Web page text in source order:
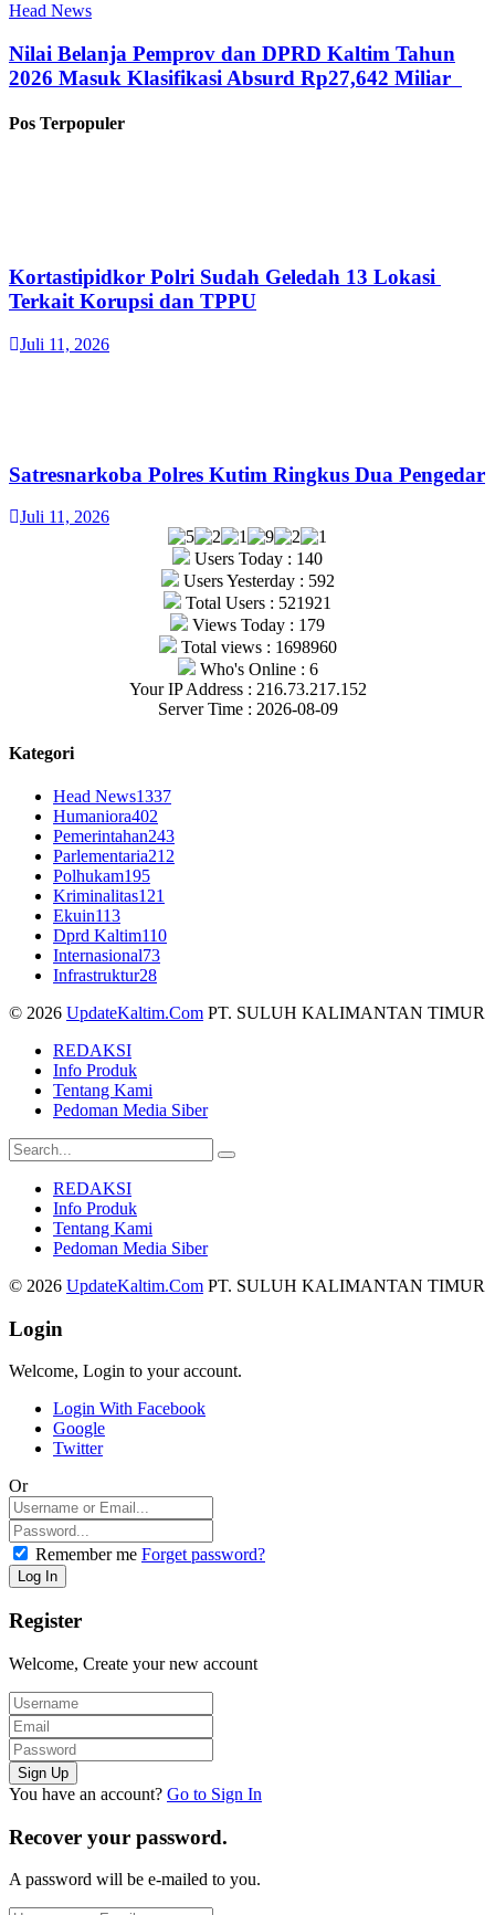
Head News
Nilai Belanja Pemprov dan DPRD Kaltim Tahun
2026 Masuk Klasifikasi Absurd Rp27,642 Miliar
Pos Terpopuler
Kortastipidkor Polri Sudah Geledah 13 Lokasi
Terkait Korupsi dan TPPU
Juli 11, 2026
Satresnarkoba Polres Kutim Ringkus Dua Pengedar
Juli 11, 2026
Users Today : 140
Users Yesterday : 592
Total Users : 521921
Views Today : 179
Total views : 1698960
Who's Online : 6
Your IP Address : 216.73.217.152
Server Time : 2026-08-09
Kategori
Head News1337
Humaniora402
Pemerintahan243
Parlementaria212
Polhukam195
Kriminalitas121
Ekuin113
Dprd Kaltim110
Internasional73
Infrastruktur28
© 2026 UpdateKaltim.Com PT. SULUH KALIMANTAN TIMUR
REDAKSI
Info Produk
Tentang Kami
Pedoman Media Siber
REDAKSI
Info Produk
Tentang Kami
Pedoman Media Siber
© 2026 UpdateKaltim.Com PT. SULUH KALIMANTAN TIMUR
Login
Welcome, Login to your account.
Login With Facebook
Google
Twitter
Or
Remember me Forget password?
Register
Welcome, Create your new account
You have an account? Go to Sign In
Recover your password.
A password will be e-mailed to you.